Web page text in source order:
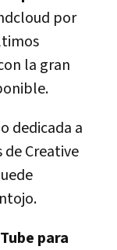
por
la gran
dedicada a
de Creative
para